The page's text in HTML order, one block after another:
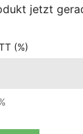
jetzt
(%)